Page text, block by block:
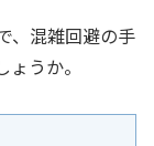
、混雑回避の手
うか。